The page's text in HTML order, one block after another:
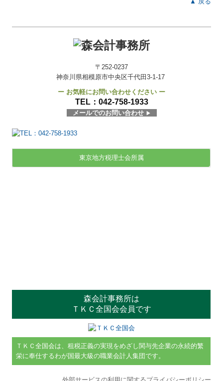
〒252-0237
神奈川県相模原市中央区千代田3-1-17
ー お気軽にお問い合わせください ー
TEL： 042-758-1933
メールでのお問い合わせ ▶
東京地方税理士会所属
森会計事務所は
ＴＫＣ全国会会員です
ＴＫＣ全国会は、租税正義の実現をめざし関与先企業の永続的繁
栄に奉仕するわが国最大級の職業会計人集団です。